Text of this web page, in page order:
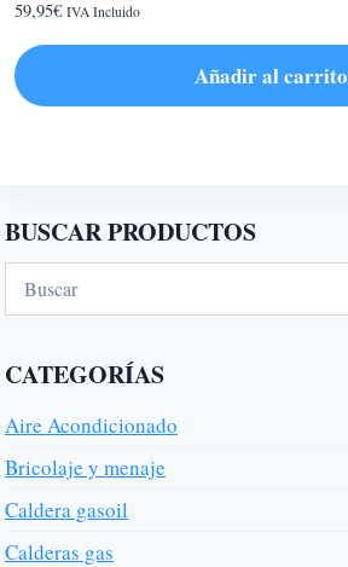
59,95€ IVA Incluido
Añadir al carrito
BUSCAR PRODUCTOS
CATEGORÍAS
Aire Acondicionado
Bricolaje y menaje
Caldera gasoil
Calderas gas